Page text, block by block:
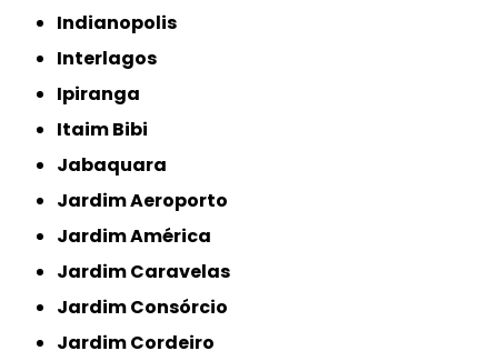
Indianopolis
Interlagos
Ipiranga
Itaim Bibi
Jabaquara
Jardim Aeroporto
Jardim América
Jardim Caravelas
Jardim Consórcio
Jardim Cordeiro